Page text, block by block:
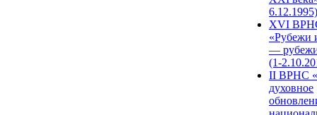
6.12.1995)
XVI
«Рубежи
—
(1-
II ВРНС
духовное